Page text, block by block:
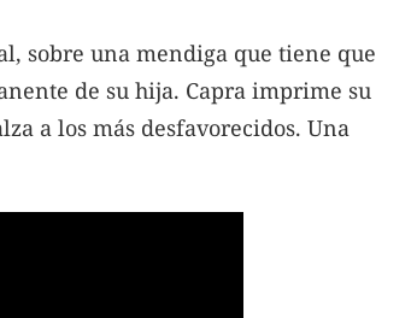
sobre una mendiga que tiene que
de su hija. Capra imprime su
a los más desfavorecidos. Una